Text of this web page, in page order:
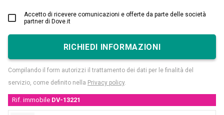
Accetto di ricevere comunicazioni e offerte da parte delle società
partner di Dove.it
RICHIEDI INFORMAZIONI
Compilando il form autorizzi il trattamento dei dati per le finalità del
servizio, come definito nella Privacy policy.
Rif. immobile DV-13221